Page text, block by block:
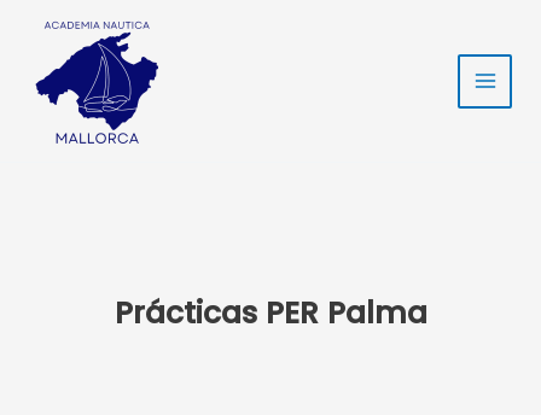
contenido
Prácticas PER Palma